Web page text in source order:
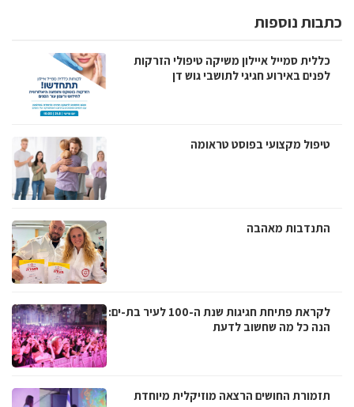
כתבות נוספות
כללית סמייל איילון משיקה טיפולי הזרקות
לפנים באירוע חגיגי לתושבי גוש דן
טיפול מקצועי בפוסט טראומה
התנדבות מאהבה
לקראת פתיחת חגיגות שנת ה-100 לעיר בת-ים:
הנה כל מה שחשוב לדעת
תזמורת החושים הרצאה מוזיקלית מיוחדת